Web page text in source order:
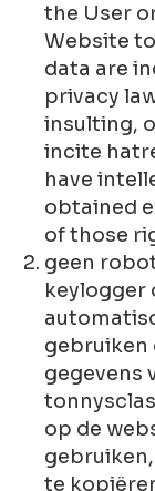
the User
Website
data are
privacy
insulting,
incite
have
obtained
of those
geen
keylogger
gebruiken
gegevens
op de
te